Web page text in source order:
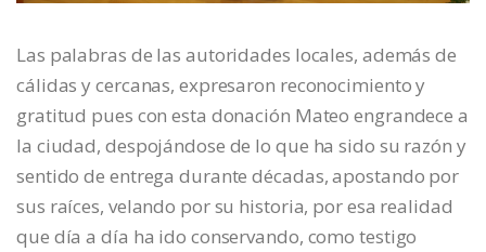
Las palabras de las autoridades locales, además de
cálidas y cercanas, expresaron reconocimiento y
gratitud pues con esta donación Mateo engrandece a
la ciudad, despojándose de lo que ha sido su razón y
sentido de entrega durante décadas, apostando por
sus raíces, velando por su historia, por esa realidad
que día a día ha ido conservando, como testigo